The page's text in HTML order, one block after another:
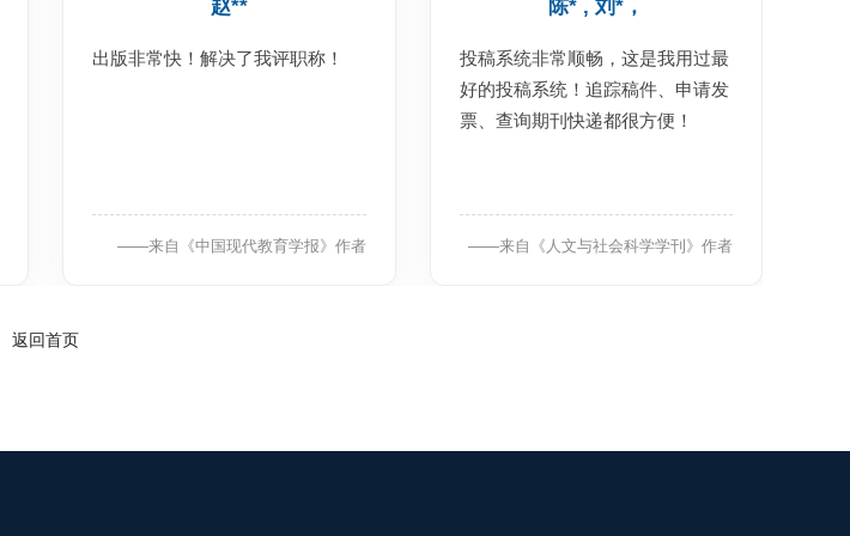
赵**
出版非常快！解决了我评职称！
——来自《中国现代教育学报》作者
陈* , 刘*，
投稿系统非常顺畅，这是我用过最
好的投稿系统！追踪稿件、申请发
票、查询期刊快递都很方便！
——来自《人文与社会科学学刊》作者
返回首页